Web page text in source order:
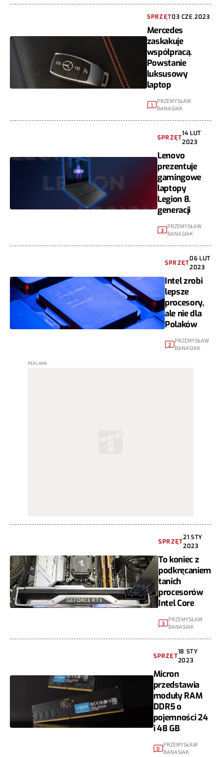
SPRZĘT03 CZE 2023
Mercedes
zaskakuje
współpracą.
Powstanie
luksusowy
laptop
1
PRZEMYSŁAW
BANASIAK
SPRZĘT
14 LUT
2023
Lenovo
prezentuje
gamingowe
laptopy
Legion 8.
generacji
3
PRZEMYSŁAW
BANASIAK
SPRZĘT
06 LUT
2023
Intel zrobi
lepsze
procesory,
ale nie dla
Polaków
2 PRZEMYSŁAW
BANASIAK
SPRZĘT
21 STY
2023
To koniec z
podkręcaniem
tanich
procesorów
Intel Core
3
PRZEMYSŁAW
BANASIAK
SPRZĘT
18 STY
2023
Micron
przedstawia
moduły RAM
DDR5 o
pojemności 24
i 48 GB
0 PRZEMYSŁAW
BANASIAK